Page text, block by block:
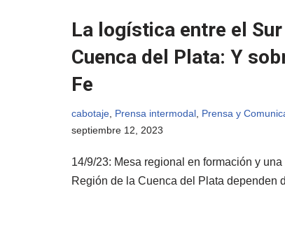
La logística entre el
Cuenca del Plata: Y
Fe
cabotaje, Prensa intermodal, Prensa y
septiembre 12, 2023
14/9/23: Mesa regional en formación y
Región de la Cuenca del Plata dependen